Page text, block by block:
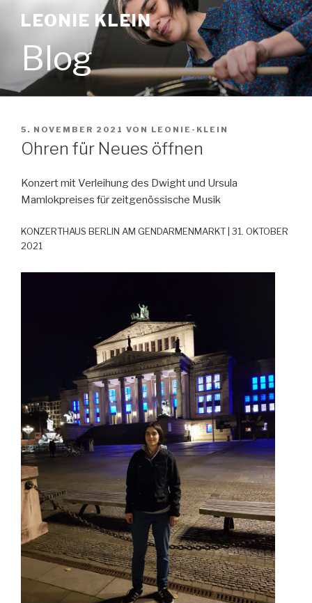
InhaltLEONIE KLEIN
Blog
VERÖFFENTLICHT
AM
5. NOVEMBER 2021 VON LEONIE-KLEIN
Ohren für Neues öffnen
Konzert mit Verleihung des Dwight und Ursula
Mamlokpreises für zeitgenössische Musik
KONZERTHAUS BERLIN AM GENDARMENMARKT | 31. OKTOBER
2021